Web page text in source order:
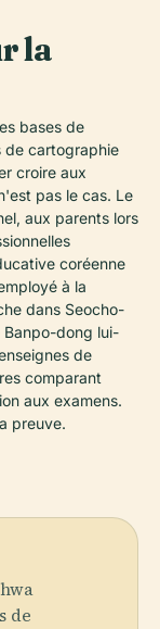
la
bases de
de cartographie
croire aux
pas le cas. Le
aux parents lors
coréenne
à la
dans Seocho-
Banpo-dong lui-
de
comparant
aux examens.
preuve.
de